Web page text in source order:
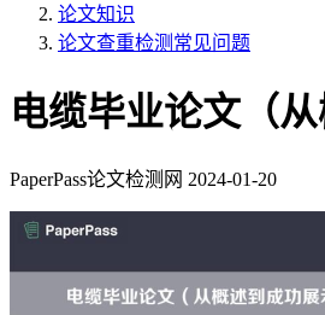
论文知识
论文查重检测常见问题
电缆毕业论文（从
PaperPass论文检测网 2024-01-20